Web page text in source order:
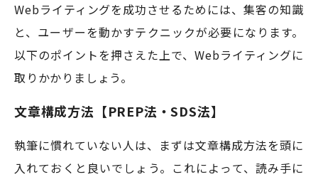
Webライティングを成功させるためには、集客の知識
と、ユーザーを動かすテクニックが必要になります。
以下のポイントを押さえた上で、Webライティングに
取りかかりましょう。
文章構成方法【PREP法・SDS法】
執筆に慣れていない人は、まずは文章構成方法を頭に
入れておくと良いでしょう。これによって、読み手に